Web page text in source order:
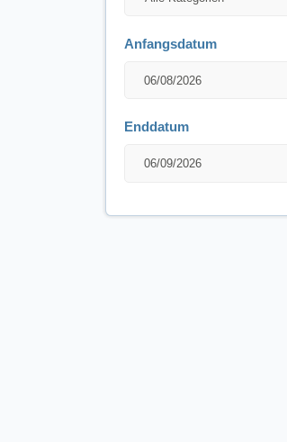
Anfangsdatum
Enddatum